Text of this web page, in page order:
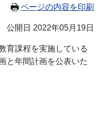
ページの内容を印刷
公開日 2022年05月19日
育課程を実施している
と年間計画を公表いた